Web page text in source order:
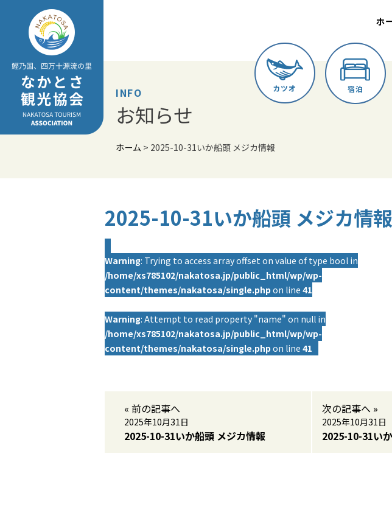
content
ホ
カツオ 宿泊
INFO
お知らせ
ホーム > 2025-10-31いか船頭 メジカ情報
2025-10-31いか船頭 メジカ情報
Warning: Trying to access array offset on value of type bool in
/home/xs785102/nakatosa.jp/public_html/wp/wp-
content/themes/nakatosa/single.php on line 41
Warning: Attempt to read property "name" on null in
/home/xs785102/nakatosa.jp/public_html/wp/wp-
content/themes/nakatosa/single.php on line 41
« 前の記事へ
2025年10月31日
2025-10-31いか船頭 メジカ情報
次の記事へ »
2025年10月31日
2025-10-31い